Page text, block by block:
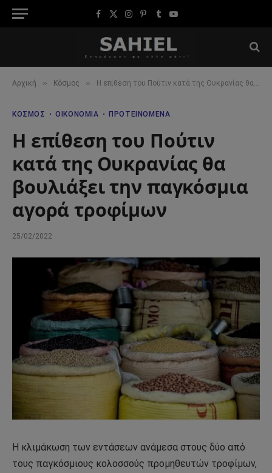
Facebook
X
Instagram
Pinterest
TumblrYouTube
Αρχική » Κόσμος » Η επίθεση του Πούτιν κατά της Ουκρανίας θα βουλιάξει την παγκόσμια αγορά τροφίμων
ΚΌΣΜΟΣ ΟΙΚΟΝΟΜΊΑ ΠΡΟΤΕΙΝΌΜΕΝΑ
Η επίθεση του Πούτιν
κατά της Ουκρανίας θα
βουλιάξει την παγκόσμια
αγορά τροφίμων
25/02/2022
Η κλιμάκωση των εντάσεων ανάμεσα στους δύο από
τους παγκόσμιους κολοσσούς προμηθευτών τροφίμων,